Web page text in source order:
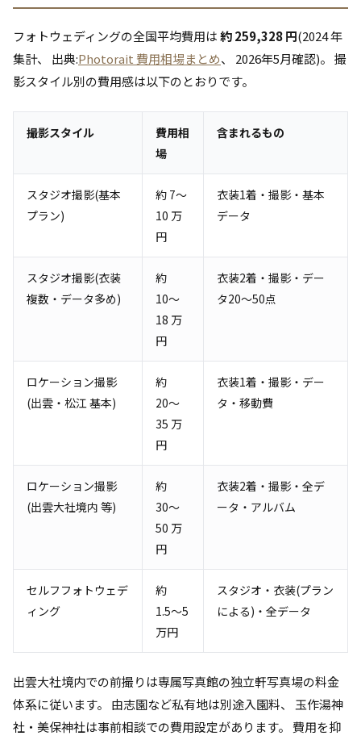
フォトウェディングの全国平均費用は約 259,328 円(2024 年
集計、 出典:Photorait 費用相場まとめ、 2026年5月確認)。 撮
影スタイル別の費用感は以下のとおりです。
撮影スタイル
費用相
場
含まれるもの
スタジオ撮影(基本
プラン)
約 7〜
10 万
円
衣装1着・撮影・基本
データ
スタジオ撮影(衣装
複数・データ多め)
約
10〜
18 万
円
衣装2着・撮影・デー
タ20〜50点
ロケーション撮影
(出雲・松江 基本)
約
20〜
35 万
円
衣装1着・撮影・デー
タ・移動費
ロケーション撮影
(出雲大社境内 等)
約
30〜
50 万
円
衣装2着・撮影・全デ
ータ・アルバム
セルフフォトウェデ
ィング
約
1.5〜5
万円
スタジオ・衣装(プラン
による)・全データ
出雲大社境内での前撮りは専属写真館の独立軒写真場の料金
体系に従います。 由志園など私有地は別途入園料、 玉作湯神
社・美保神社は事前相談での費用設定があります。 費用を抑